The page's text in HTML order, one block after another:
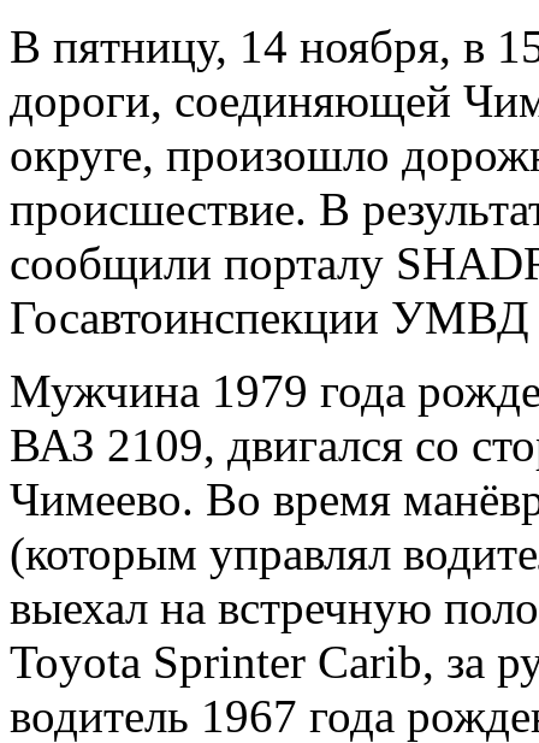
В пятницу, 14 ноября, в
дороги, соединяющей
округе, произошло
происшествие. В
сообщили порталу
Госавтоинспекции УМВД
Мужчина 1979 года
ВАЗ 2109, двигался со
Чимеево. Во время
(которым управлял
выехал на встречную
Toyota Sprinter Carib, за
водитель 1967 года